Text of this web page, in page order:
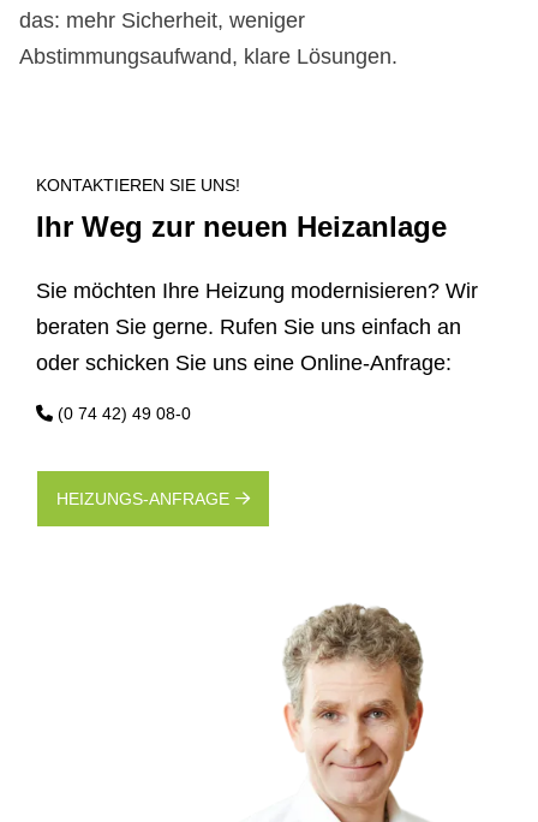
das: mehr Sicherheit, weniger
Abstimmungsaufwand, klare Lösungen.
KONTAKTIEREN SIE UNS!
Ihr Weg zur neuen Heizanlage
Sie möchten Ihre Heizung modernisieren? Wir
beraten Sie gerne. Rufen Sie uns einfach an
oder schicken Sie uns eine Online-Anfrage:
(0 74 42) 49 08-0
HEIZUNGS-ANFRAGE